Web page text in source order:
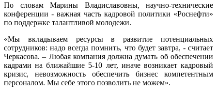
По словам Марины Владиславовны, научно-технические
конференции - важная часть кадровой политики «Роснефти»
по поддержке талантливой молодежи.
«Мы вкладываем ресурсы в развитие потенциальных
сотрудников: надо всегда помнить, что будет завтра, - считает
Черкасова. – Любая компания должна думать об обеспечении
кадрами на ближайшие 5-10 лет, иначе возникает кадровый
кризис, невозможность обеспечить бизнес компетентным
персоналом. Мы себе этого позволить не можем».